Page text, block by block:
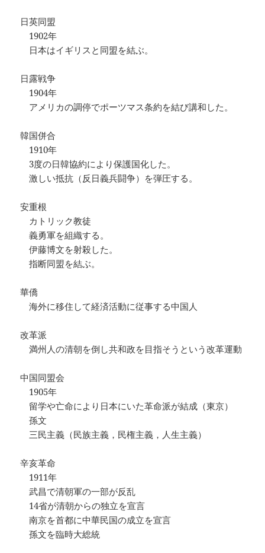
日英同盟
1902年
日本はイギリスと同盟を結ぶ。
日露戦争
1904年
アメリカの調停でポーツマス条約を結び講和した。
韓国併合
1910年
3度の日韓協約により保護国化した。
激しい抵抗（反日義兵闘争）を弾圧する。
安重根
カトリック教徒
義勇軍を組織する。
伊藤博文を射殺した。
指断同盟を結ぶ。
華僑
海外に移住して経済活動に従事する中国人
改革派
満州人の清朝を倒し共和政を目指そうという改革運動
中国同盟会
1905年
留学や亡命により日本にいた革命派が結成（東京）
孫文
三民主義（民族主義，民権主義，人生主義）
辛亥革命
1911年
武昌で清朝軍の一部が反乱
14省が清朝からの独立を宣言
南京を首都に中華民国の成立を宣言
孫文を臨時大総統